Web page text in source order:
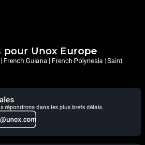
pour Unox Europe
French Guiana | French Polynesia | Saint
répondrons dans les plus brefs délais.